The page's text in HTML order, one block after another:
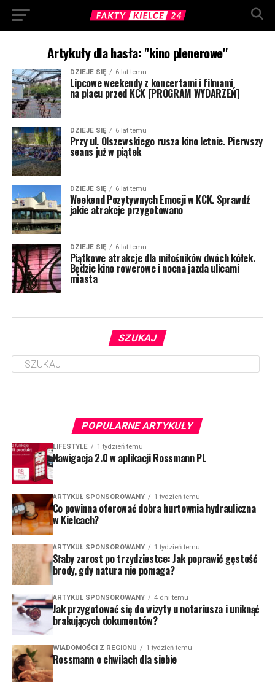
Artykuły dla hasła: "kino plenerowe"
DZIEJE SIĘ 6 lat temu
Lipcowe weekendy z koncertami i filmami
na placu przed KCK [PROGRAM WYDARZEŃ]
DZIEJE SIĘ 6 lat temu
Przy ul. Olszewskiego rusza kino letnie. Pierwszy
seans już w piątek
DZIEJE SIĘ 6 lat temu
Weekend Pozytywnych Emocji w KCK. Sprawdź
jakie atrakcje przygotowano
DZIEJE SIĘ 6 lat temu
Piątkowe atrakcje dla miłośników dwóch kółek.
Będzie kino rowerowe i nocna jazda ulicami
miasta
SZUKAJ
POPULARNE ARTYKUŁY
LIFESTYLE 1 tydzień temu
Nawigacja 2.0 w aplikacji Rossmann PL
ARTYKUŁ SPONSOROWANY 1 tydzień temu
Co powinna oferować dobra hurtownia hydrauliczna
w Kielcach?
ARTYKUŁ SPONSOROWANY 1 tydzień temu
Słaby zarost po trzydziestce: Jak poprawić gęstość
brody, gdy natura nie pomaga?
ARTYKUŁ SPONSOROWANY 4 dni temu
Jak przygotować się do wizyty u notariusza i uniknąć
brakujących dokumentów?
WIADOMOŚCI Z REGIONU 1 tydzień temu
Rossmann o chwilach dla siebie